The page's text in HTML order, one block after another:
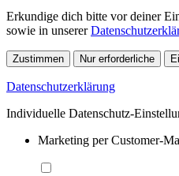
Erkundige dich bitte vor deiner
sowie in unserer
Zustimmen Nur erforderliche
Datenschutzerklärung
Individuelle Datenschutz-
Marketing per Customer-